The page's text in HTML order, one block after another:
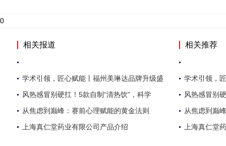
0
相关报道
学术引领，匠心赋能丨福州美琳达品牌升级盛
风热感冒别硬扛！5款自制“清热饮”，科学
从焦虑到巅峰：赛前心理赋能的黄金法则
上海真仁堂药业有限公司产品介绍
相关推荐
学术引领，
风热感冒别
从焦虑到巅
上海真仁堂